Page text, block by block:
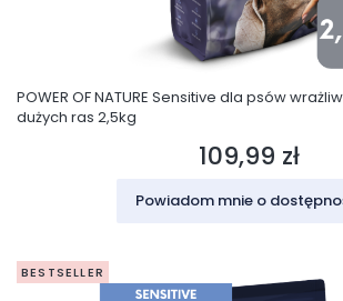
POWER OF NATURE Sensitive dla psów
dużych ras 2,5kg
Cena
109,99 zł
Powiadom mnie o
BESTSELLER